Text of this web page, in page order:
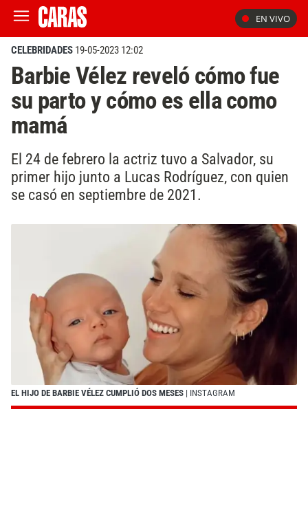
EN VIVO
CELEBRIDADES 19-05-2023 12:02
Barbie Vélez reveló cómo fue
su parto y cómo es ella como
mamá
El 24 de febrero la actriz tuvo a Salvador, su
primer hijo junto a Lucas Rodríguez, con quien
se casó en septiembre de 2021.
EL HIJO DE BARBIE VÉLEZ CUMPLIÓ DOS MESES | INSTAGRAM